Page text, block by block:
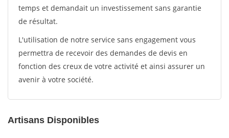
temps et demandait un investissement sans garantie
de résultat.
L'utilisation de notre service sans engagement vous
permettra de recevoir des demandes de devis en
fonction des creux de votre activité et ainsi assurer un
avenir à votre société.
Artisans Disponibles